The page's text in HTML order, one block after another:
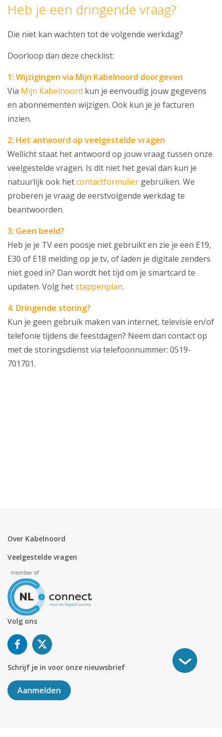
Heb je een dringende vraag?
Die niet kan wachten tot de volgende werkdag?
Doorloop dan deze checklist:
1: Wijzigingen via Mijn Kabelnoord doorgeven
Via Mijn Kabelnoord kun je eenvoudig jouw gegevens
en abonnementen wijzigen. Ook kun je je facturen
inzien.
2: Het antwoord op veelgestelde vragen
Wellicht staat het antwoord op jouw vraag tussen onze
veelgestelde vragen. Is dit niet het geval dan kun je
natuurlijk ook hetcontactformulier gebruiken. We
proberen je vraag de eerstvolgende werkdag te
beantwoorden.
3: Geen beeld?
Heb je je TV een poosje niet gebruikt en zie je een E19,
E30 of E18 melding op je tv, of laden je digitale zenders
niet goed in? Dan wordt het tijd om je smartcard te
updaten. Volg hetstappenplan.
4: Dringende storing?
Kun je geen gebruik maken van internet, televisie en/of
telefonie tijdens de feestdagen? Neem dan contact op
met de storingsdienst via telefoonnummer: 0519-
701701.
Over Kabelnoord
Veelgestelde vragen
Volg ons
Schrijf je in voor onze nieuwsbrief
Aanmelden